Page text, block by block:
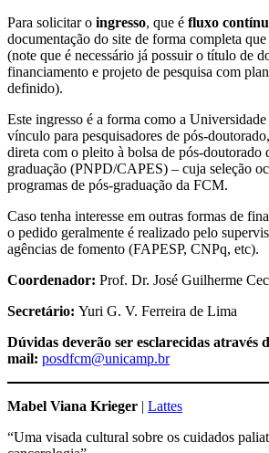
Para solicitar o ingresso, que é fluxo
documentação do site de forma completa
(note que é necessário já possuir o título de
financiamento e projeto de pesquisa com
definido).
Este ingresso é a forma como a
vínculo para pesquisadores de pós-
direta com o pleito à bolsa de pós-doutorado
graduação (PNPD/CAPES) – cuja seleção
programas de pós-graduação da FCM.
Caso tenha interesse em outras formas de
o pedido geralmente é realizado pelo
agências de fomento (FAPESP, CNPq, etc).
Coordenador: Prof. Dr. José Guilherme
Secretário: Yuri G. V. Ferreira de Lima
Dúvidas deverão ser esclarecidas através
mail: posdfcm@unicamp.br
Mabel Viana Krieger | Lattes
“Uma visada cultural sobre os cuidados